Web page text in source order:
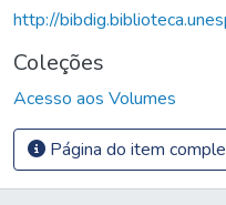
http://
Coleções
Acesso aos Volumes
Página do item